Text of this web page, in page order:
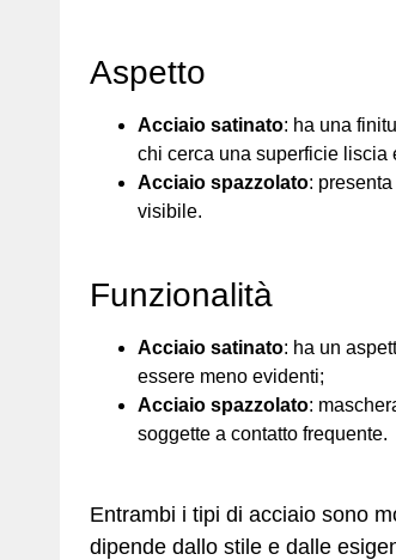
Aspetto
Acciaio satinato: ha una
chi cerca una superficie liscia
Acciaio spazzolato:
visibile.
Funzionalità
Acciaio satinato: ha un
essere meno evidenti;
Acciaio spazzolato:
soggette a contatto frequente.
Entrambi i tipi di acciaio sono
dipende dallo stile e dalle